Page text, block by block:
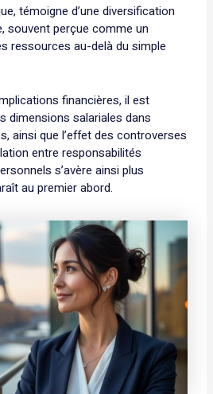
témoigne d’une diversification
souvent perçue comme un
ressources au-delà du simple
financières, il est
dimensions salariales dans
ainsi que l’effet des controverses
entre responsabilités
s’avère ainsi plus
au premier abord.